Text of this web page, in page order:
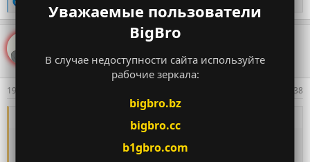
Well-Known Member
19 Ноя 2022 #38
натуральных, но в данном случае встану на защиту ТСа.
Уважаемые пользователи
BigBro
В случае недоступности сайта используйте
рабочие зеркала:
bigbro.bz
bigbro.cc
b1gbro.com